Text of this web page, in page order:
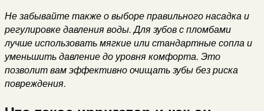
Не забывайте также о выборе правильного насадка и
регулировке давления воды. Для зубов с пломбами
лучше использовать мягкие или стандартные сопла и
уменьшить давление до уровня комфорта. Это
позволит вам эффективно очищать зубы без риска
повреждения.